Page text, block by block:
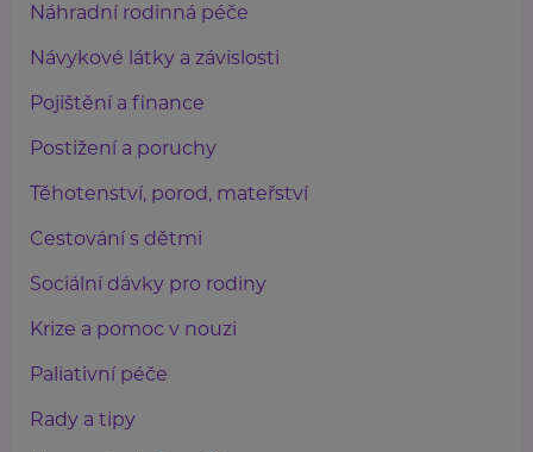
Náhradní rodinná péče
Návykové látky a závislosti
Pojištění a finance
Postižení a poruchy
Těhotenství, porod, mateřství
Cestování s dětmi
Sociální dávky pro rodiny
Krize a pomoc v nouzi
Paliativní péče
Rady a tipy